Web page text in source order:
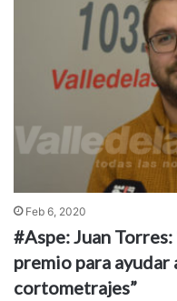
Feb 6, 2020
#Aspe: Juan
premio para
cortometrajes”